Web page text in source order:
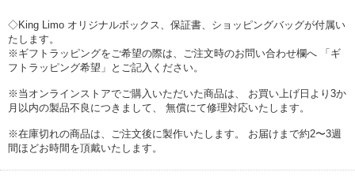
◇King Limo オリジナルボックス、保証書、ショッピングバッグが付属い
たします。
※ギフトラッピングをご希望の際は、ご注文時のお問い合わせ欄へ 「ギ
フトラッピング希望」とご記入ください。
※当オンラインストアでご購入いただいた商品は、 お買い上げ日より3か
月以内の製品不良につきまして、 無償にて修理対応いたします。
※在庫切れの商品は、ご注文後に製作いたします。 お届けまで約2〜3週
間ほどお時間を頂戴いたします。